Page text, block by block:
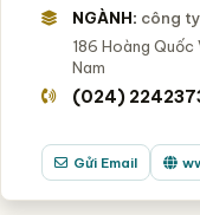
NGÀNH: công
186 Hoàng Quốc
Nam
(024)
Gửi Email